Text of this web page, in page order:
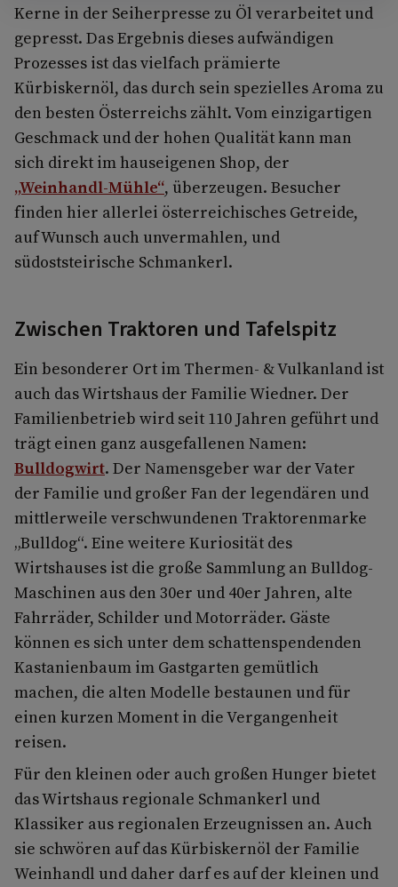
Kerne in der Seiherpresse zu Öl verarbeitet und
gepresst. Das Ergebnis dieses aufwändigen
Prozesses ist das vielfach prämierte
Kürbiskernöl, das durch sein spezielles Aroma zu
den besten Österreichs zählt. Vom einzigartigen
Geschmack und der hohen Qualität kann man
sich direkt im hauseigenen Shop, der
„Weinhandl-Mühle“, überzeugen. Besucher
finden hier allerlei österreichisches Getreide,
auf Wunsch auch unvermahlen, und
südoststeirische Schmankerl.
Zwischen Traktoren und Tafelspitz
Ein besonderer Ort im Thermen- & Vulkanland ist
auch das Wirtshaus der Familie Wiedner. Der
Familienbetrieb wird seit 110 Jahren geführt und
trägt einen ganz ausgefallenen Namen:
Bulldogwirt. Der Namensgeber war der Vater
der Familie und großer Fan der legendären und
mittlerweile verschwundenen Traktorenmarke
„Bulldog“. Eine weitere Kuriosität des
Wirtshauses ist die große Sammlung an Bulldog-
Maschinen aus den 30er und 40er Jahren, alte
Fahrräder, Schilder und Motorräder. Gäste
können es sich unter dem schattenspendenden
Kastanienbaum im Gastgarten gemütlich
machen, die alten Modelle bestaunen und für
einen kurzen Moment in die Vergangenheit
reisen.
Für den kleinen oder auch großen Hunger bietet
das Wirtshaus regionale Schmankerl und
Klassiker aus regionalen Erzeugnissen an. Auch
sie schwören auf das Kürbiskernöl der Familie
Weinhandl und daher darf es auf der kleinen und